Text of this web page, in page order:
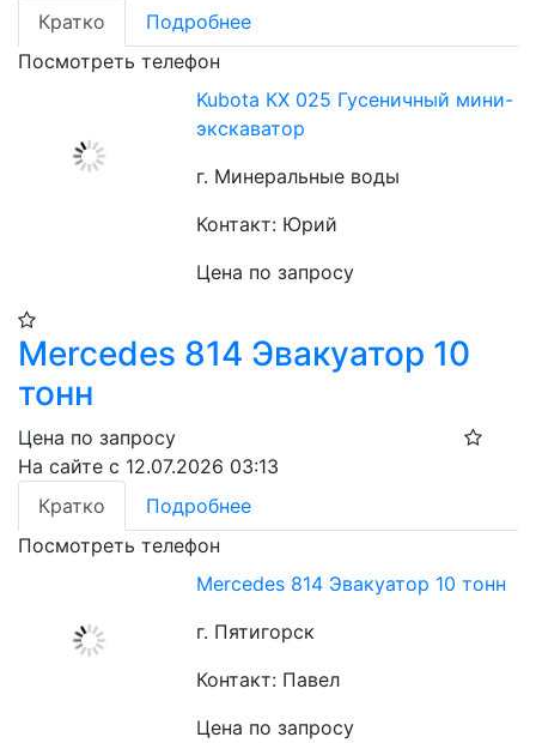
Кратко
Подробнее
Посмотреть телефон
Kubota КХ 025 Гусеничный мини-
экскаватор
г. Минеральные воды
Контакт: Юрий
Цена по запросу
Mercedes 814 Эвакуатор 10
тонн
Цена по запросу
На сайте с 12.07.2026 03:13
Кратко
Подробнее
Посмотреть телефон
Mercedes 814 Эвакуатор 10 тонн
г. Пятигорск
Контакт: Павел
Цена по запросу